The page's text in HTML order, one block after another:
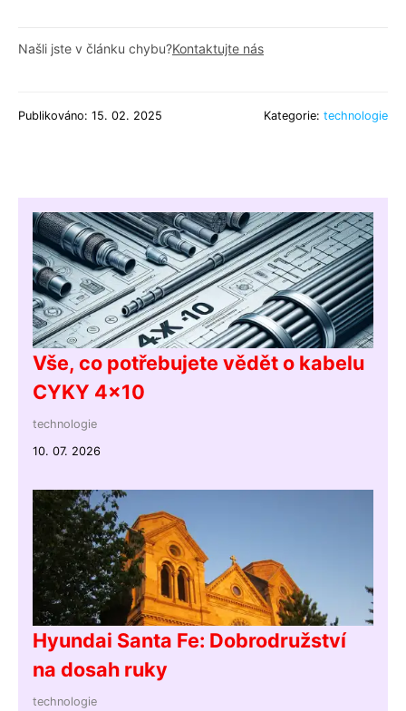
Našli jste v článku chybu?Kontaktujte nás
Publikováno: 15. 02. 2025 Kategorie: technologie
Vše, co potřebujete vědět o kabelu
CYKY 4x10
technologie
10. 07. 2026
Hyundai Santa Fe: Dobrodružství
na dosah ruky
technologie